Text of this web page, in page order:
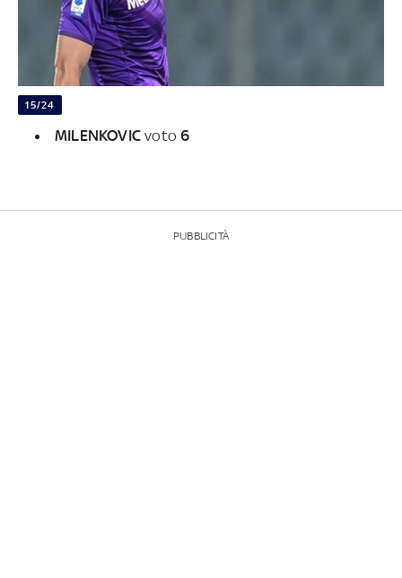
15/24
MILENKOVIC voto6
PUBBLICITÀ